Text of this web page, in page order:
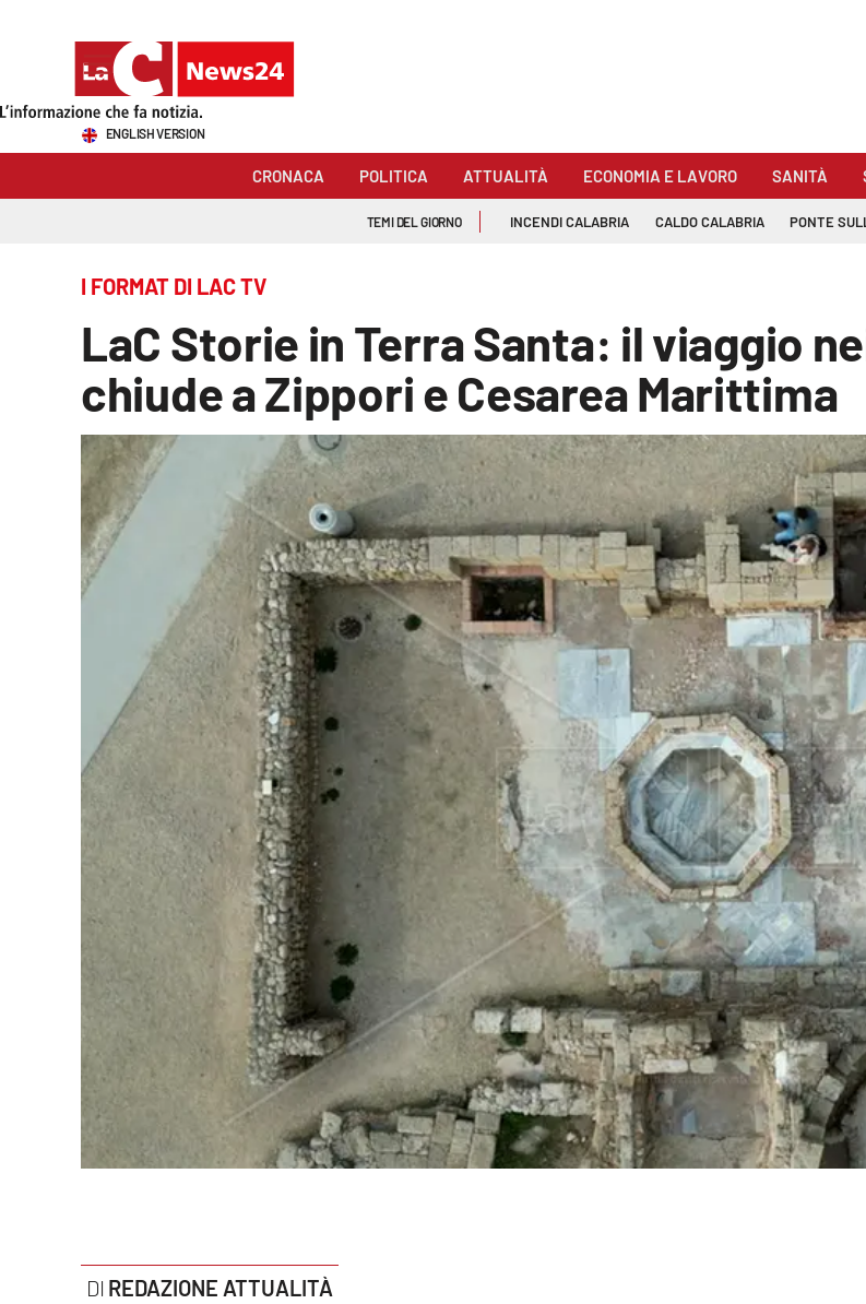
Sezioni
Economia e lavoro
Economia e Lavoro
Parchi Marini Calabria
ENGLISH VERSION
CRONACA POLITICA ATTUALITÀ ECONOMIA E LAVORO SANITÀ
TEMI DEL GIORNO INCENDI CALABRIA CALDO CALABRIA PONTE
I FORMAT DI LAC TV
LaC Storie in Terra Santa: il viaggio
chiude a Zippori e Cesarea Marittima
REDAZIONE ATTUALITÀ